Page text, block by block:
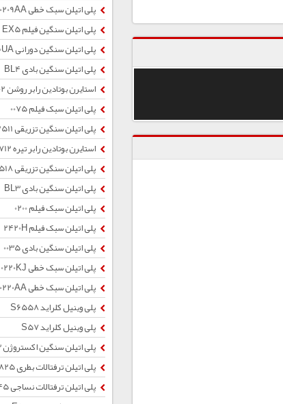
پلی اتیلن سبک خطی 0209AA
پلی اتیلن سنگین فیلم EX5
پلی اتیلن سنگین دورانی 3840UA
پلی اتیلن سنگین بادی BL4
استایرن بوتادین رابر روشن 1502
پلی اتیلن سبک فیلم 0075
پلی اتیلن سنگین تزریقی 52511
استایرن بوتادین رابر تیره 1712
پلی اتیلن سنگین تزریقی 52518
پلی اتیلن سنگین بادی BL3
پلی اتیلن سبک فیلم 0200
پلی اتیلن سبک فیلم 2420H
پلی اتیلن سنگین بادی 0035
پلی اتیلن سبک خطی 0220KJ
پلی اتیلن سبک خطی 0220AA
پلی وینیل کلراید S6558
پلی وینیل کلراید S57
پلی اتیلن سنگین اکستروژن EX3
پلی اتیلن ترفتالات بطری BG825
پلی اتیلن ترفتالات نساجی TG645